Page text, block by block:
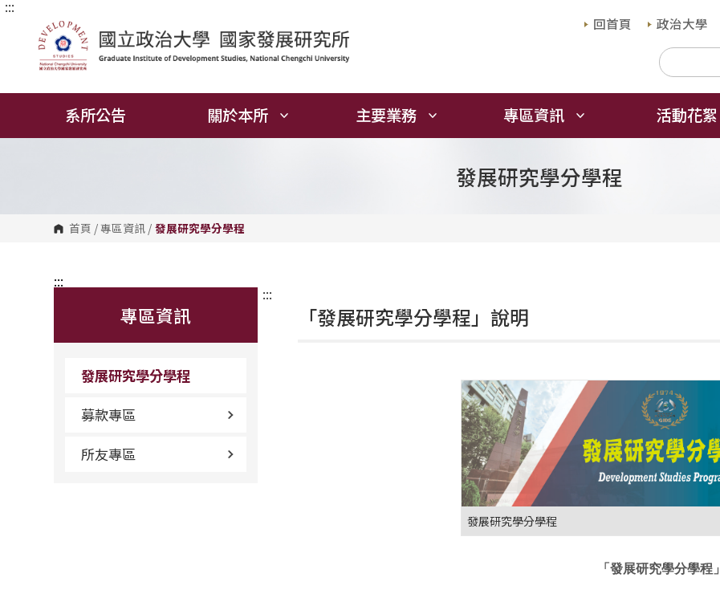
跳
塊
:::
回首頁 政治大學
系所公告 關於本所 主要業務 專區資訊 活動花絮
發展研究學分學程
首頁 / 專區資訊 / 發展研究學分學程
:::
專區資訊
發展研究學分學程
募款專區
所友專區
:::
「發展研究學分學程」說明
發展研究學分學程
「發展研究學分學程」